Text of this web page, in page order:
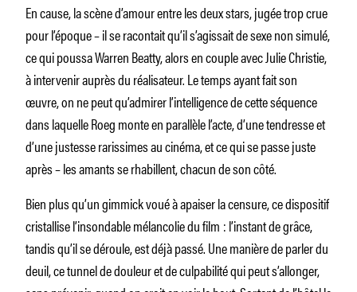
En cause, la scène d’amour entre les deux stars, jugée trop crue
pour l’époque – il se racontait qu’il s’agissait de sexe non simulé,
ce qui poussa Warren Beatty, alors en couple avec Julie Christie,
à intervenir auprès du réalisateur. Le temps ayant fait son
œuvre, on ne peut qu’admirer l’intelligence de cette séquence
dans laquelle Roeg monte en parallèle l’acte, d’une tendresse et
d’une justesse rarissimes au cinéma, et ce qui se passe juste
après – les amants se rhabillent, chacun de son côté.
Bien plus qu’un gimmick voué à apaiser la censure, ce dispositif
cristallise l’insondable mélancolie du film : l’instant de grâce,
tandis qu’il se déroule, est déjà passé. Une manière de parler du
deuil, ce tunnel de douleur et de culpabilité qui peut s’allonger,